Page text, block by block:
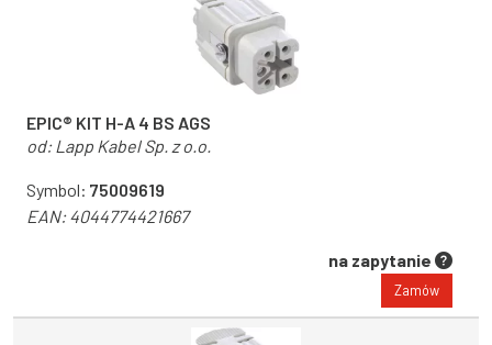
EPIC® KIT H-A 4 BS AGS
od: Lapp Kabel Sp. z o.o.
Symbol: 75009619
EAN:4044774421667
na zapytanie
Zamów